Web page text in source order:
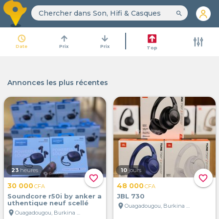
search
access_time
Date
arrow_upward
Prix
arrow_downward
Prix Top
Annonces les plus récentes
favorite_border
23 heures
30 000CFA
Soundcore r50i by anker a
uthentique neuf scellé
location_on
Ouagadougou, Burkina Faso
favorite_border
10 jours
48 000CFA
JBL 730
location_on
Ouagadougou, Burkina Faso